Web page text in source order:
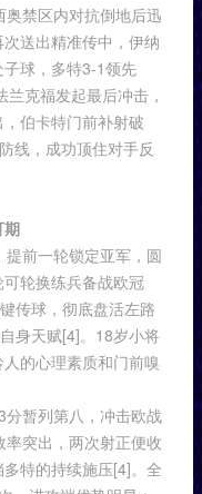
禁区内对抗倒地后迅
送出精准传中，伊纳
球，多特3-1领先
克福发起最后冲击，
伯卡特门前补射破
线，成功顶住对手反
期
前一轮锁定亚军，圆
轮换练兵备战欧冠
传球，彻底盘活左路
身天赋[4]。18岁小将
的心理素质和门前嗅
暂列第八，冲击欧战
突出，两次射正便收
特的持续施压[4]。全